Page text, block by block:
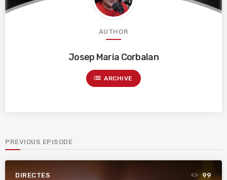
AUTHOR
Josep Maria Corbalan
list ARCHIVE
PREVIOUS EPISODE
DIRECTES 99